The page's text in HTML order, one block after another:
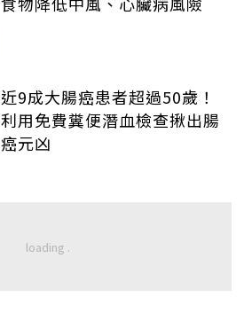
近9成大腸癌患者超過50歲！
利用免費糞便潛血檢查揪出腸
癌元凶